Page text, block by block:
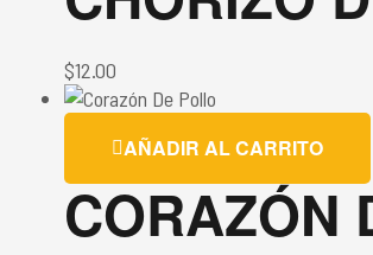
$12.00
AÑADIR AL CARRITO
CORAZÓN